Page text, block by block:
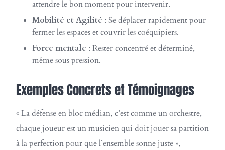
attendre le bon moment pour intervenir.
Mobilité et Agilité : Se déplacer rapidement pour
fermer les espaces et couvrir les coéquipiers.
Force mentale : Rester concentré et déterminé,
même sous pression.
Exemples Concrets et Témoignages
« La défense en bloc médian, c’est comme un orchestre,
chaque joueur est un musicien qui doit jouer sa partition
à la perfection pour que l’ensemble sonne juste »,